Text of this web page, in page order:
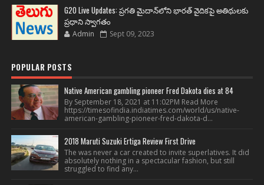
G20 Live Updates: ప్రగతి మైదాన్‌లోని భారత్ వైదికపై అతిథులకు
ప్రధాని స్వాగతం
Admin Sept 09, 2023
POPULAR POSTS
Native American gambling pioneer Fred Dakota dies at 84
By September 18, 2021 at 11:02PM Read More
https://timesofindia.indiatimes.com/world/us/native-
american-gambling-pioneer-fred-dakota-d...
2018 Maruti Suzuki Ertiga Review First Drive
The was never a car created to invite superlatives. It did
absolutely nothing in a spectacular fashion, but still
struggled to find any...